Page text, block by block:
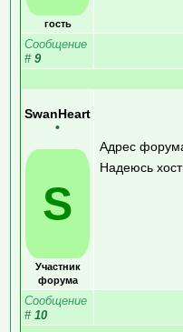
гость
Сообщение
# 9
SwanHeart
•
S
Участник
форума
Адрес
Надеюсь
Сообщение
# 10